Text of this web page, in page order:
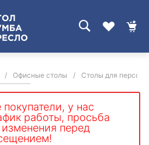
/ Офисные столы / Столы для
у нас
работы, просьба
перед